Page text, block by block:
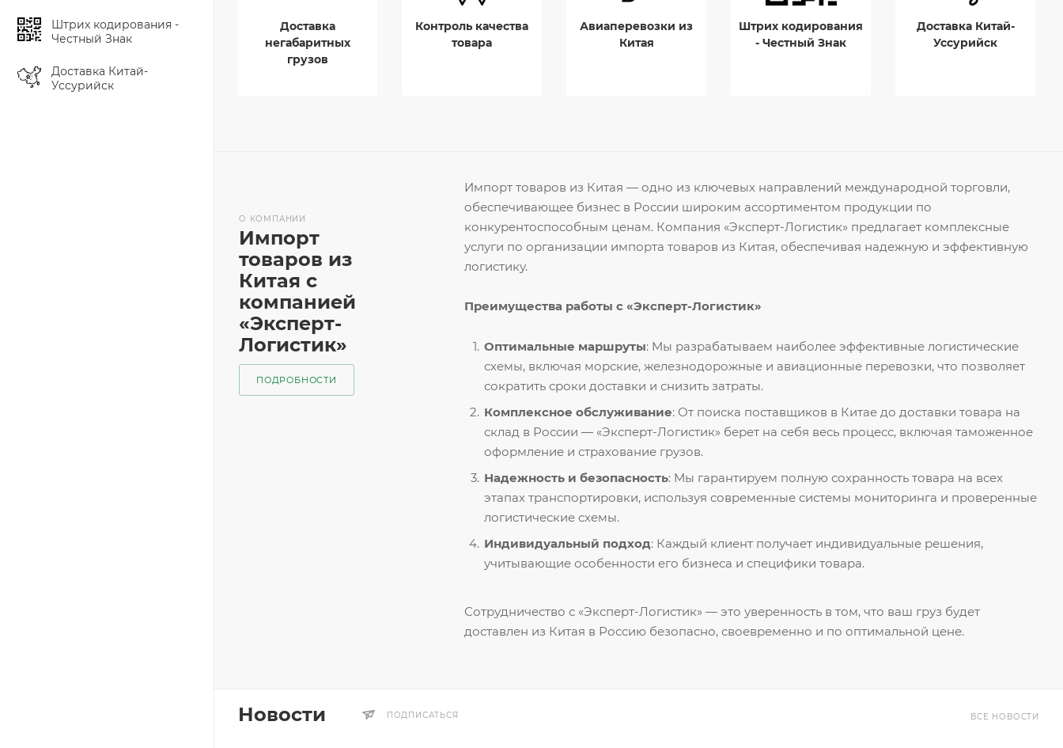
Штрих кодирования -
Честный Знак
Доставка Китай-
Уссурийск
Доставка
негабаритных
грузов
Контроль качества
товара
Авиаперевозки из
Китая
Штрих кодирования
- Честный Знак
Доставка Китай-
Уссурийск
Импорт товаров из Китая — одно из ключевых направлений международной торговли,
обеспечивающее бизнес в России широким ассортиментом продукции по
конкурентоспособным ценам. Компания «Эксперт-Логистик» предлагает комплексные
услуги по организации импорта товаров из Китая, обеспечивая надежную и эффективную
логистику.
Преимущества работы с «Эксперт-Логистик»
Оптимальные маршруты: Мы разрабатываем наиболее эффективные логистические
схемы, включая морские, железнодорожные и авиационные перевозки, что позволяет
сократить сроки доставки и снизить затраты.
Комплексное обслуживание: От поиска поставщиков в Китае до доставки товара на
склад в России — «Эксперт-Логистик» берет на себя весь процесс, включая таможенное
оформление и страхование грузов.
Надежность и безопасность: Мы гарантируем полную сохранность товара на всех
этапах транспортировки, используя современные системы мониторинга и проверенные
логистические схемы.
Индивидуальный подход: Каждый клиент получает индивидуальные решения,
учитывающие особенности его бизнеса и специфики товара.
Сотрудничество с «Эксперт-Логистик» — это уверенность в том, что ваш груз будет
доставлен из Китая в Россию безопасно, своевременно и по оптимальной цене.
О КОМПАНИИ
Импорт
товаров из
Китая с
компанией
«Эксперт-
Логистик»
ПОДРОБНОСТИ
Новости ПОДПИСАТЬСЯ ВСЕ НОВОСТИ